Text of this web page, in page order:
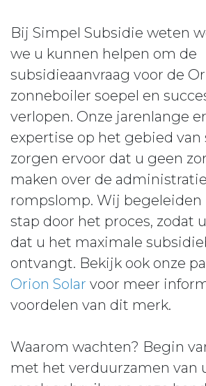
Bij Simpel Subsidie weten
we u kunnen helpen om de
subsidieaanvraag voor de
zonneboiler soepel en
verlopen. Onze jarenlange
expertise op het gebied van
zorgen ervoor dat u geen
maken over de
rompslomp. Wij begeleiden
stap door het proces, zodat
dat u het maximale
ontvangt. Bekijk ook onze
Orion Solar voor meer
voordelen van dit merk.
Waarom wachten? Begin
met het verduurzamen van